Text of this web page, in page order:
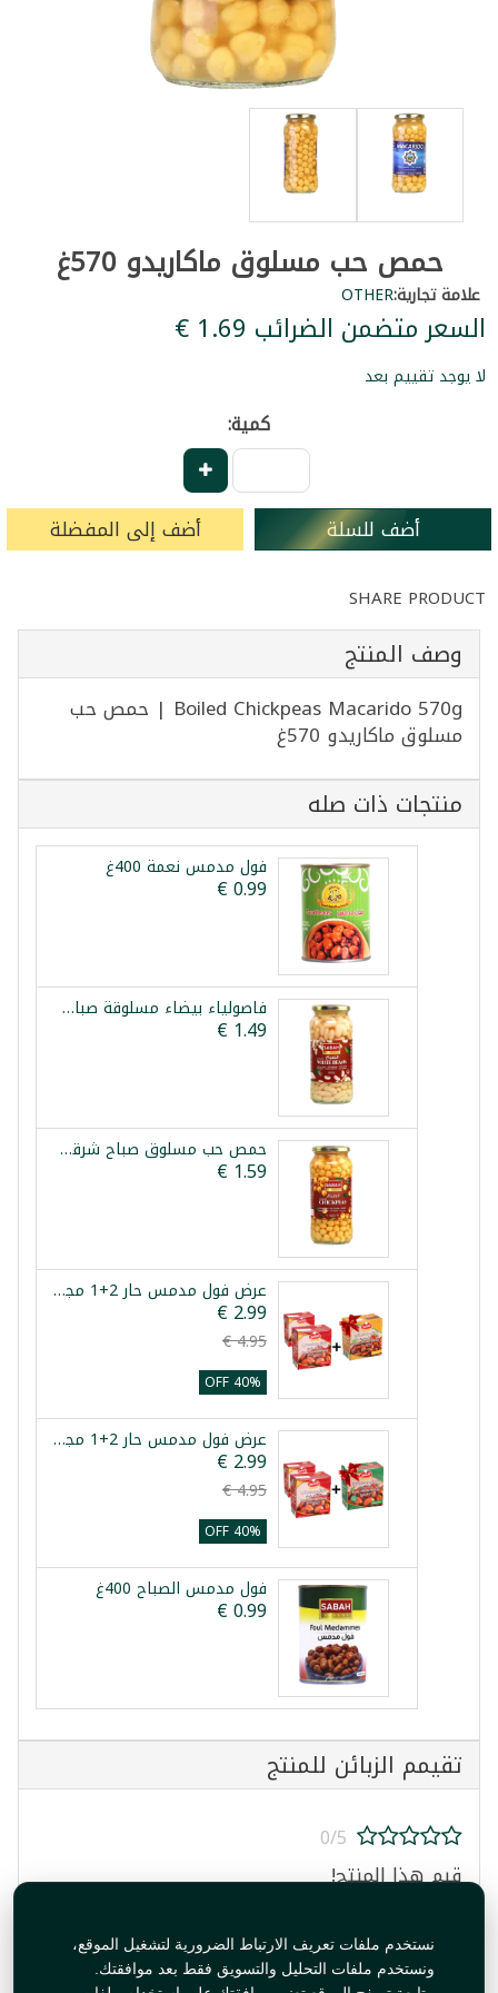
نستخدم ملفات تعريف الارتباط الضرورية لتشغيل الموقع،
ونستخدم ملفات التحليل والتسويق فقط بعد موافقتك.
حمص حب مسلوق ماكاريدو 570غ
علامة تجارية:OTHER
السعر متضمن الضرائب ‏1.69 €
لا يوجد تقييم بعد
كمية:
أضف للسلة أضف إلى المفضلة
SHARE PRODUCT
وصف المنتج
Boiled Chickpeas Macarido 570g | حمص حب
مسلوق ماكاريدو 570غ
منتجات ذات صله
فول مدمس نعمة 400غ
فاصولياء بيضاء مسلوقة صباح شرقي 540غ
حمص حب مسلوق صباح شرقي 580غ
عرض فول مدمس حار 2+1 مجاني فول صغير كسيح 3×380غ
40% OFF
عرض فول مدمس حار 2+1 مجاني فول عريض كسيح 3×380غ
40% OFF
فول مدمس الصباح 400غ
تقيمم الزبائن للمنتج
0/5
قيم هذا المنتج!